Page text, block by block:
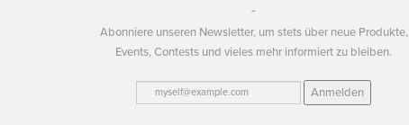
Abonniere unseren Newsletter, um stets über neue Produkte,
Events, Contests und vieles mehr informiert zu bleiben.
Anmelden